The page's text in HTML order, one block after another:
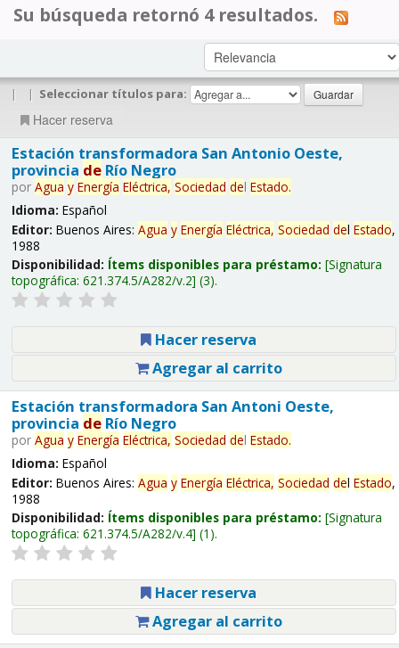
Su búsqueda retornó 4 resultados.
| | Seleccionar títulos para:
Hacer reserva
Estación transformadora San Antonio Oeste,
provincia deRío Negro
por Agua y Energía Eléctrica, Sociedad del Estado.
Idioma: Español
Editor: Buenos Aires: Agua y Energía Eléctrica, Sociedad del Estado,
1988
Disponibilidad: Ítems disponibles para préstamo: Signatura
topográfica: 621.374.5/A282/v.2 (3).
Hacer reserva
Agregar al carrito
Estación transformadora San Antoni Oeste,
provincia deRío Negro
por Agua y Energía Eléctrica, Sociedad del Estado.
Idioma: Español
Editor: Buenos Aires: Agua y Energía Eléctrica, Sociedad del Estado,
1988
Disponibilidad: Ítems disponibles para préstamo: Signatura
topográfica: 621.374.5/A282/v.4 (1).
Hacer reserva
Agregar al carrito